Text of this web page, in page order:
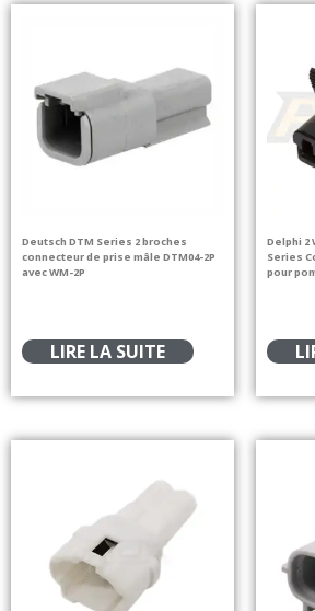
Deutsch DTM Series 2 broches
connecteur de prise mâle DTM04-2P
avec WM-2P
LIRE LA SUITE
Delphi 2
Series
pour